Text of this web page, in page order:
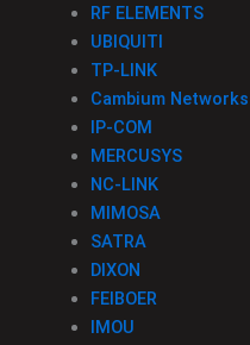
RF ELEMENTS
UBIQUITI
TP-LINK
Cambium Networks
IP-COM
MERCUSYS
NC-LINK
MIMOSA
SATRA
DIXON
FEIBOER
IMOU